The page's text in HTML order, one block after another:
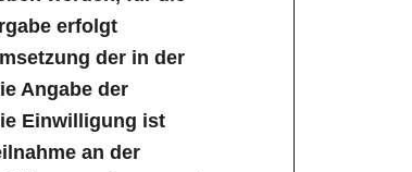
erfolgt
der in der
Angabe der
Einwilligung ist
an der